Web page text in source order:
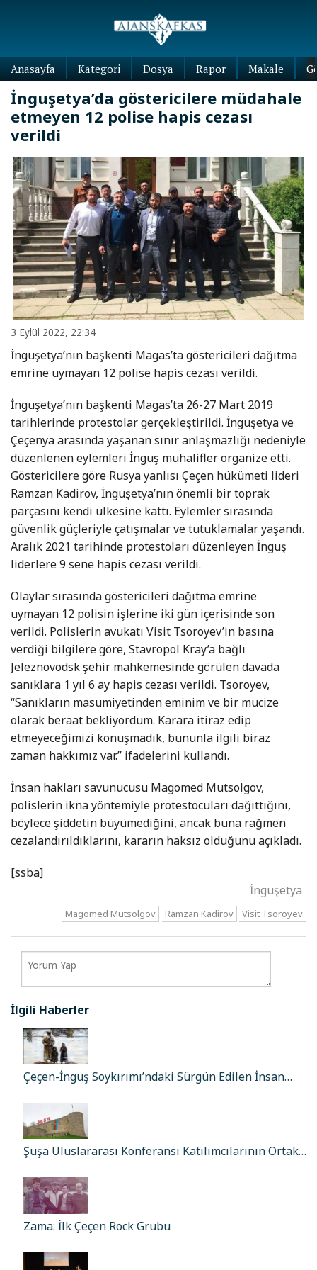
Anasayfa Kategori Dosya Rapor Makale
İnguşetya’da göstericilere müdahale
etmeyen 12 polise hapis cezası
verildi
3 Eylül 2022, 22:34
İnguşetya’nın başkenti Magas’ta göstericileri dağıtma
emrine uymayan 12 polise hapis cezası verildi.
İnguşetya’nın başkenti Magas’ta 26-27 Mart 2019
tarihlerinde protestolar gerçekleştirildi. İnguşetya ve
Çeçenya arasında yaşanan sınır anlaşmazlığı nedeniyle
düzenlenen eylemleri İnguş muhalifler organize etti.
Göstericilere göre Rusya yanlısı Çeçen hükümeti lideri
Ramzan Kadirov, İnguşetya’nın önemli bir toprak
parçasını kendi ülkesine kattı. Eylemler sırasında
güvenlik güçleriyle çatışmalar ve tutuklamalar yaşandı.
Aralık 2021 tarihinde protestoları düzenleyen İnguş
liderlere 9 sene hapis cezası verildi.
Olaylar sırasında göstericileri dağıtma emrine
uymayan 12 polisin işlerine iki gün içerisinde son
verildi. Polislerin avukatı Visit Tsoroyev’in basına
verdiği bilgilere göre, Stavropol Kray’a bağlı
Jeleznovodsk şehir mahkemesinde görülen davada
sanıklara 1 yıl 6 ay hapis cezası verildi. Tsoroyev,
“Sanıkların masumiyetinden eminim ve bir mucize
olarak beraat bekliyordum. Karara itiraz edip
etmeyeceğimizi konuşmadık, bununla ilgili biraz
zaman hakkımız var.” ifadelerini kullandı.
İnsan hakları savunucusu Magomed Mutsolgov,
polislerin ikna yöntemiyle protestocuları dağıttığını,
böylece şiddetin büyümediğini, ancak buna rağmen
cezalandırıldıklarını, kararın haksız olduğunu açıkladı.
[ssba]
İnguşetya
Magomed Mutsolgov Ramzan Kadirov Visit Tsoroyev
İlgili Haberler
Çeçen-İnguş Soykırımı’ndaki Sürgün Edilen İnsan…
Şuşa Uluslararası Konferansı Katılımcılarının Ortak…
Zama: İlk Çeçen Rock Grubu